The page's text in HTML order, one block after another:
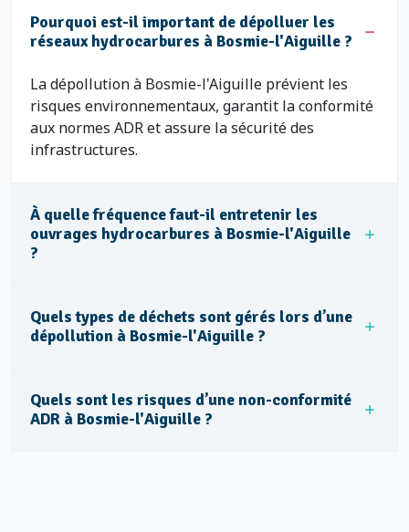
Pourquoi est-il important de dépolluer les
réseaux hydrocarbures à Bosmie-l'Aiguille ?
La dépollution à Bosmie-l'Aiguille prévient les
risques environnementaux, garantit la conformité
aux normes ADR et assure la sécurité des
infrastructures.
À quelle fréquence faut-il entretenir les
ouvrages hydrocarbures à Bosmie-l'Aiguille
?
Quels types de déchets sont gérés lors d’une
dépollution à Bosmie-l'Aiguille ?
Quels sont les risques d’une non-conformité
ADR à Bosmie-l'Aiguille ?